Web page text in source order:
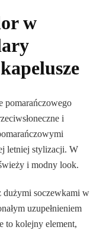
w
pomarańczowego
i
letniej stylizacji. W
i modny look.
dużymi soczewkami w
uzupełnieniem
to kolejny element,